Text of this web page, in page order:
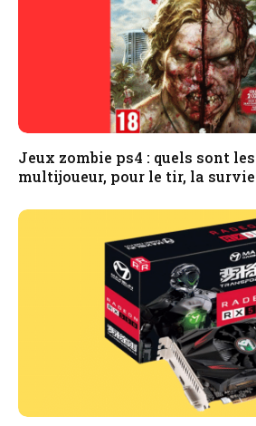
Jeux zombie ps4 : quels sont
multijoueur, pour le tir, la survie